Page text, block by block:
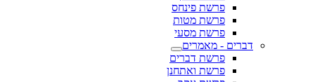
פרשת פינחס
פרשת מטות
פרשת מסעי
דברים - מאמרים
פרשת דברים
פרשת ואתחנן